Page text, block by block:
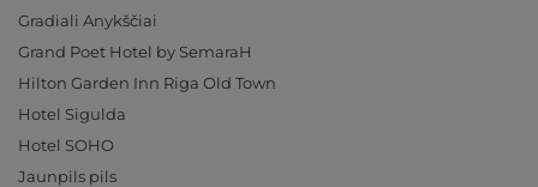
Gradiali Anykščiai
Grand Poet Hotel by SemaraH
Hilton Garden Inn Riga Old Town
Hotel Sigulda
Hotel SOHO
Jaunpils pils